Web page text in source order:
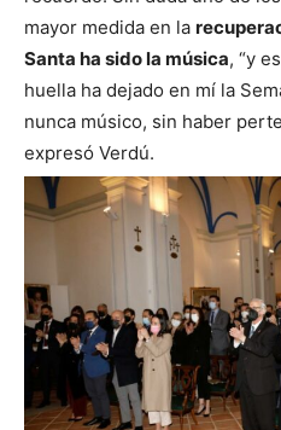
mayor medida en la
Santa ha sido la música, “y
huella ha dejado en mí la
nunca músico, sin haber
expresó Verdú.